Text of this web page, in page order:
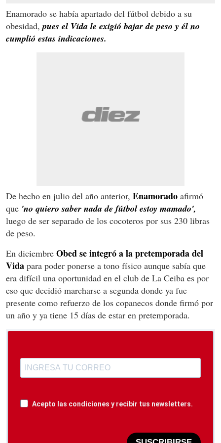
Enamorado se había apartado del fútbol debido a su
obesidad, pues el Vida le exigió bajar de peso y él no
cumplió estas indicaciones.
De hecho en julio del año anterior, Enamorado afirmó
que 'no quiero saber nada de fútbol estoy mamado',
luego de ser separado de los cocoteros por sus 230 libras
de peso.
En diciembre Obed se integró a la pretemporada del
Vida para poder ponerse a tono físico aunque sabía que
era difícil una oportunidad en el club de La Ceiba es por
eso que decidió marcharse a segunda donde ya fue
presente como refuerzo de los copanecos donde firmó por
un año y ya tiene 15 días de estar en pretemporada.
Acepto las condiciones y recibir tus newsletters.